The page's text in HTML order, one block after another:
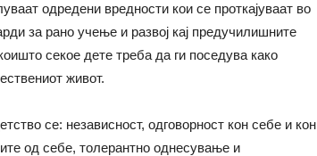
одредени вредности кои се проткајуваат во
за рано учење и развој кај предучилишните
секое дете треба да ги поседува како
живот.
се: независност, одговорност кон себе и кон
од себе, толерантно однесување и